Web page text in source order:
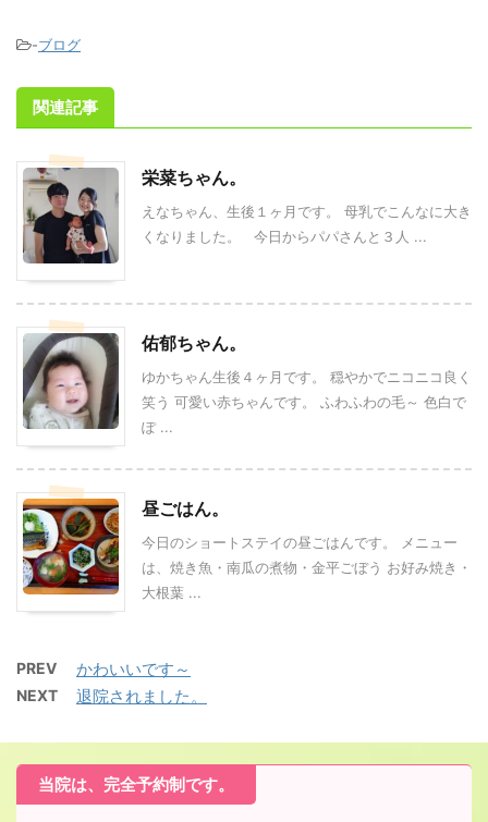
-ブログ
関連記事
栄菜ちゃん。
えなちゃん、生後１ヶ月です。 母乳でこんなに大き
くなりました。 今日からパパさんと３人 ...
佑郁ちゃん。
ゆかちゃん生後４ヶ月です。 穏やかでニコニコ良く
笑う 可愛い赤ちゃんです。 ふわふわの毛～ 色白で
ぽ ...
昼ごはん。
今日のショートステイの昼ごはんです。 メニュー
は、焼き魚・南瓜の煮物・金平ごぼう お好み焼き・
大根葉 ...
PREV かわいいです～
NEXT 退院されました。
当院は、完全予約制です。